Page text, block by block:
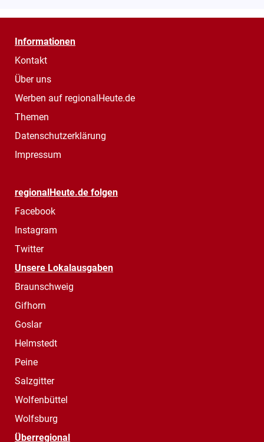
Informationen
Kontakt
Über uns
Werben auf regionalHeute.de
Themen
Datenschutzerklärung
Impressum
regionalHeute.de folgen
Facebook
Instagram
Twitter
Unsere Lokalausgaben
Braunschweig
Gifhorn
Goslar
Helmstedt
Peine
Salzgitter
Wolfenbüttel
Wolfsburg
Überregional